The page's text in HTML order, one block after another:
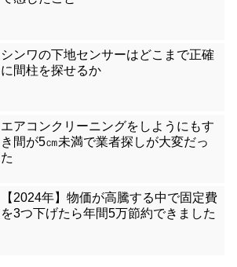
シンワの下地センサーはどこまで正確
に間柱を探せるか
エアコンクリーニングをしようにもす
き間が5㎝未満で業者探しが大変だっ
た
【2024年】物価が高騰する中で固定費
を3つ下げたら年間5万節約できました